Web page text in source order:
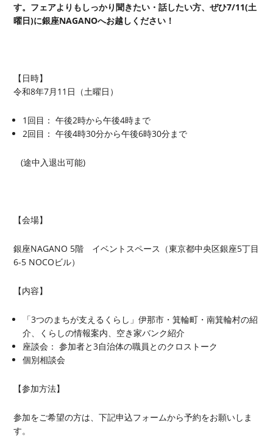
す。フェアよりもしっかり聞きたい・話したい方、ぜひ7/11(土
曜日)に銀座NAGANOへお越しください！
【日時】
令和8年7月11日（土曜日）
1回目： 午後2時から午後4時まで
2回目： 午後4時30分から午後6時30分まで
(途中入退出可能)
【会場】
銀座NAGANO 5階 イベントスペース（東京都中央区銀座5丁目
6-5 NOCOビル）
【内容】
「3つのまちが支えるくらし」伊那市・箕輪町・南箕輪村の紹
介、くらしの情報案内、空き家バンク紹介
座談会： 参加者と3自治体の職員とのクロストーク
個別相談会
【参加方法】
参加をご希望の方は、下記申込フォームから予約をお願いしま
す。